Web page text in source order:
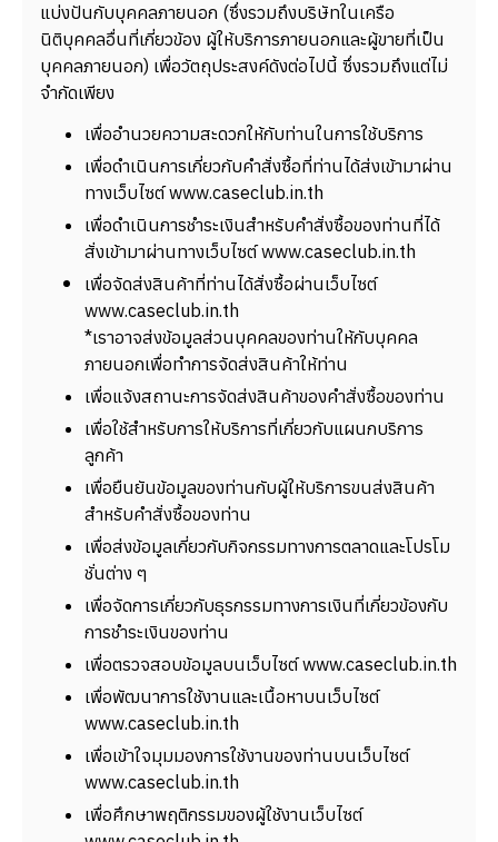
แบ่งปันกับบุคคลภายนอก (ซึ่งรวมถึงบริษัทในเครือ
นิติบุคคลอื่นที่เกี่ยวข้อง ผู้ให้บริการภายนอกและผู้ขายที่เป็น
บุคคลภายนอก) เพื่อวัตถุประสงค์ดังต่อไปนี้ ซึ่งรวมถึงแต่ไม่
จำกัดเพียง
เพื่ออำนวยความสะดวกให้กับท่านในการใช้บริการ
เพื่อดำเนินการเกี่ยวกับคำสั่งซื้อที่ท่านได้ส่งเข้ามาผ่าน
ทางเว็บไซต์ www.caseclub.in.th
เพื่อดำเนินการชำระเงินสำหรับคำสั่งซื้อของท่านที่ได้
สั่งเข้ามาผ่านทางเว็บไซต์ www.caseclub.in.th
เพื่อจัดส่งสินค้าที่ท่านได้สั่งซื้อผ่านเว็บไซต์
www.caseclub.in.th
*เราอาจส่งข้อมูลส่วนบุคคลของท่านให้กับบุคคล
ภายนอกเพื่อทำการจัดส่งสินค้าให้ท่าน
เพื่อแจ้งสถานะการจัดส่งสินค้าของคำสั่งซื้อของท่าน
เพื่อใช้สำหรับการให้บริการที่เกี่ยวกับแผนกบริการ
ลูกค้า
เพื่อยืนยันข้อมูลของท่านกับผู้ให้บริการขนส่งสินค้า
สำหรับคำสั่งซื้อของท่าน
เพื่อส่งข้อมูลเกี่ยวกับกิจกรรมทางการตลาดและโปรโม
ชั่นต่าง ๆ
เพื่อจัดการเกี่ยวกับธุรกรรมทางการเงินที่เกี่ยวข้องกับ
การชำระเงินของท่าน
เพื่อตรวจสอบข้อมูลบนเว็บไซต์ www.caseclub.in.th
เพื่อพัฒนาการใช้งานและเนื้อหาบนเว็บไซต์
www.caseclub.in.th
เพื่อเข้าใจมุมมองการใช้งานของท่านบนเว็บไซต์
www.caseclub.in.th
เพื่อศึกษาพฤติกรรมของผู้ใช้งานเว็บไซต์